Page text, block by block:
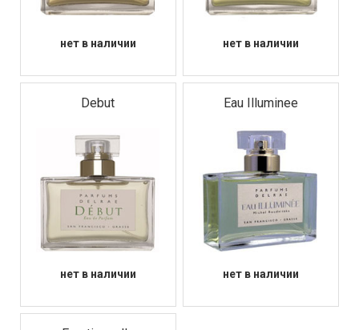
Обратите внимание на наши флагманские ароматы:
романтичных натур; "Midnight Bloom" – таинственный и
цитрусово-цветочный коктейль, идеальный для летних
намного шире, и вы обязательно найдете свой
Погрузитесь в мир DelRae и найдите аромат, который
идеально отразит вашу индивидуальность. Мы
уверены, что в нашей коллекции женских духов вы
обязательно найдете тот самый, незабываемый
аромат, который станет вашим верным спутником на
каждый день. Закажите свой любимый аромат DelRae
уже сегодня и окунитесь в волшебный мир роскоши и
неповторимых ароматов. Почувствуйте себя
нет в наличии нет в наличии
Debut
нет в наличии
Eau Illuminee
нет в наличии